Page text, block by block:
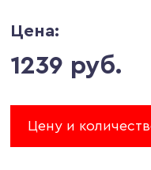
Цена:
1239 руб.
Цену и